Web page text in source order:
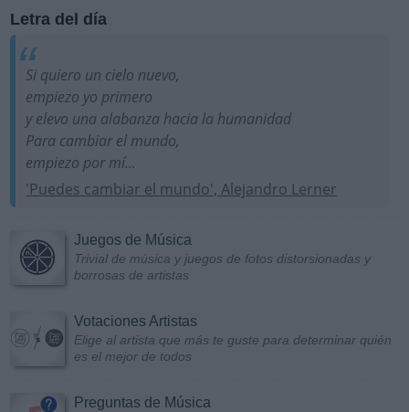
Letra del día
Si quiero un cielo nuevo,
empiezo yo primero
y elevo una alabanza hacia la humanidad
Para cambiar el mundo,
empiezo por mí...
'Puedes cambiar el mundo', Alejandro Lerner
Juegos de Música
Trivial de música y juegos de fotos distorsionadas y
borrosas de artistas
Votaciones Artistas
Elige al artista que más te guste para determinar quién
es el mejor de todos
Preguntas de Música